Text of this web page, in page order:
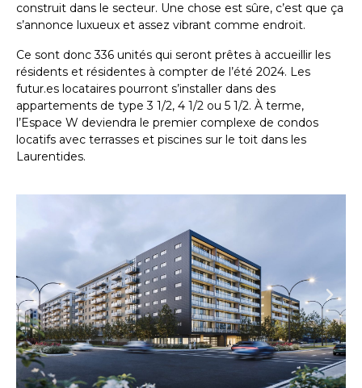
construit dans le secteur. Une chose est sûre, c’est que ça
s’annonce luxueux et assez vibrant comme endroit.
Ce sont donc 336 unités qui seront prêtes à accueillir les
résidents et résidentes à compter de l’été 2024. Les
futur.es locataires pourront s’installer dans des
appartements de type 3 1/2, 4 1/2 ou 5 1/2. À terme,
l’Espace W deviendra le premier complexe de condos
locatifs avec terrasses et piscines sur le toit dans les
Laurentides.